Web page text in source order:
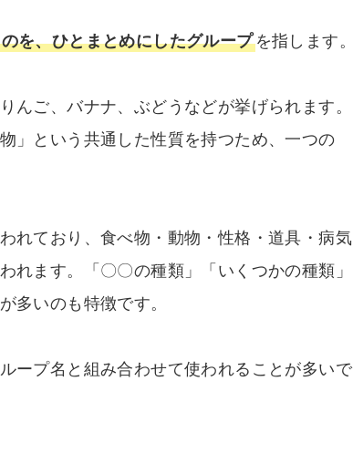
を、ひとまとめにしたグループを指します。
んご、バナナ、ぶどうなどが挙げられます。
」という共通した性質を持つため、一つの
れており、食べ物・動物・性格・道具・病気
れます。「〇〇の種類」「いくつかの種類」
多いのも特徴です。
ープ名と組み合わせて使われることが多いで